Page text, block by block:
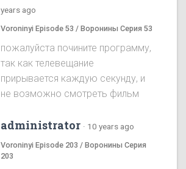
years ago
Voroninyi Episode 53 / Воронины Серия 53
пожалуйста почините программу,
так как телевещание
прирывается каждую секунду, и
не возможно смотреть фильм
administrator · 10 years ago
Voroninyi Episode 203 / Воронины Серия
203